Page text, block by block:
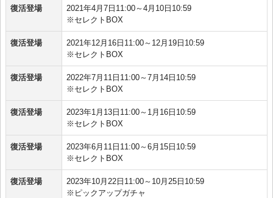
復活登場
2021年4月7日11:00～4月10日10:59
※セレクトBOX
復活登場
2021年12月16日11:00～12月19日10:59
※セレクトBOX
復活登場
2022年7月11日11:00～7月14日10:59
※セレクトBOX
復活登場
2023年1月13日11:00～1月16日10:59
※セレクトBOX
復活登場
2023年6月11日11:00～6月15日10:59
※セレクトBOX
復活登場
2023年10月22日11:00～10月25日10:59
※ピックアップガチャ